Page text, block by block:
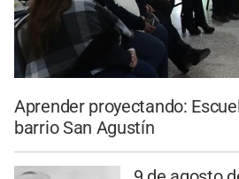
Aprender proyectando:
barrio San Agustín